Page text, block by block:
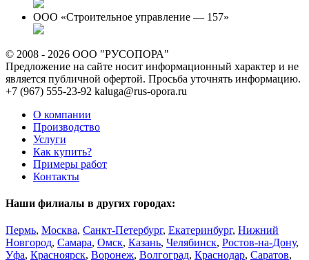
ООО «Строительное управление — 157»
© 2008 - 2026 ООО "РУСОПОРА"
Предложение на сайте носит информационный характер и не
является публичной офертой. Просьба уточнять информацию.
+7 (967) 555-23-92 kaluga@rus-opora.ru
О компании
Производство
Услуги
Как купить?
Примеры работ
Контакты
Наши филиалы в других городах:
Пермь, Москва, Санкт-Петербург, Екатеринбург, Нижний
Новгород, Самара, Омск, Казань, Челябинск, Ростов-на-Дону,
Уфа, Красноярск, Воронеж, Волгоград, Краснодар, Саратов,